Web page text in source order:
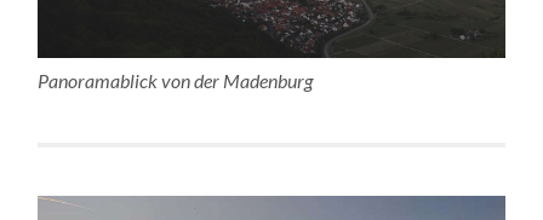
Panoramablick von der Madenburg